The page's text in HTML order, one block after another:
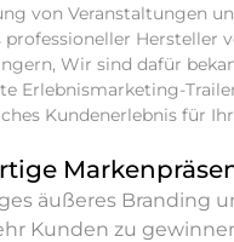
von Veranstaltungen
professioneller Hersteller
Wir sind dafür
Erlebnismarketing-
Kundenerlebnis für
äußeres Branding
Kunden zu